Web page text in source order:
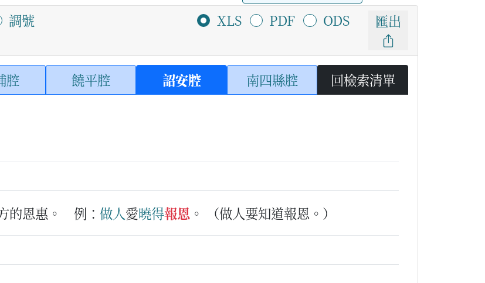
調號 XLS PDF ODS 匯出
腔 饒平腔 詔安腔 南四縣腔 回檢索清單
的恩惠。 例： 做人愛曉得報恩 。
（做人要知道報恩。）